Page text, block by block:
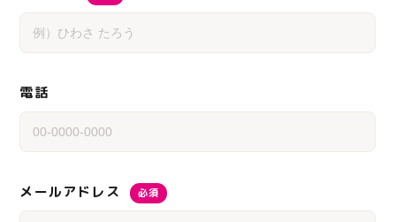
電話
メールアドレス 必須